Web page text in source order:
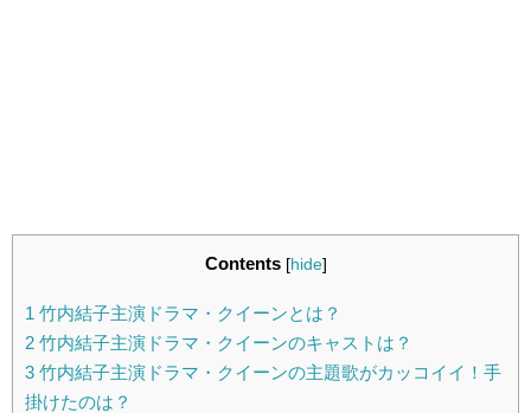
Contents [hide]
1 竹内結子主演ドラマ・クイーンとは？
2 竹内結子主演ドラマ・クイーンのキャストは？
3 竹内結子主演ドラマ・クイーンの主題歌がカッコイイ！手
掛けたのは？